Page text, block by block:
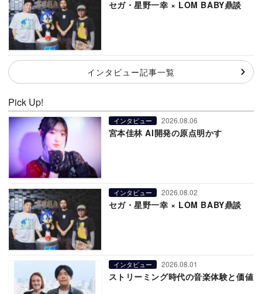
セガ・星野一幸 × LOM BABY鼎談
インタビュー記事一覧
Pick Up!
インタビュー 2026.08.06
宮本佳林 AI開発の原点明かす
インタビュー 2026.08.02
セガ・星野一幸 × LOM BABY鼎談
インタビュー 2026.08.01
ストリーミング時代の音楽体験と価値